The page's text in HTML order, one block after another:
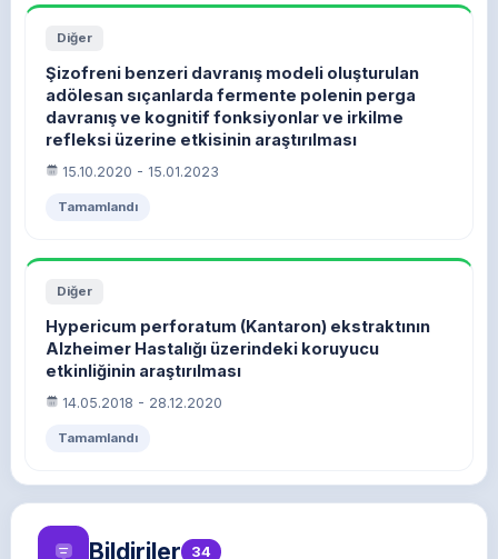
Bildiriler 34
Diğer
Şizofreni benzeri davranış modeli oluşturulan
adölesan sıçanlarda fermente polenin perga
davranış ve kognitif fonksiyonlar ve irkilme
refleksi üzerine etkisinin araştırılması
15.10.2020 - 15.01.2023
Tamamlandı
Diğer
Hypericum perforatum (Kantaron) ekstraktının
Alzheimer Hastalığı üzerindeki koruyucu
etkinliğinin araştırılması
14.05.2018 - 28.12.2020
Tamamlandı